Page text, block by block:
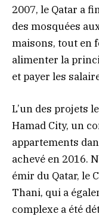
2007, le Qatar a
des mosquées
maisons, tout en
alimenter la
et payer les
L’un des projets
Hamad City, un
appartements
achevé en 2016.
émir du Qatar, le
Thani, qui a
complexe a été